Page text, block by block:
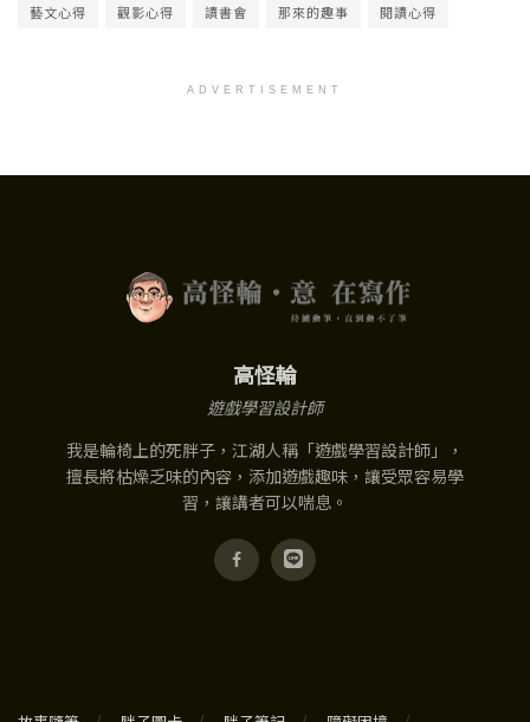
藝文心得 觀影心得 讀書會 那來的趣事 閱讀心得
ADVERTISEMENT
高怪輪
遊戲學習設計師
我是輪椅上的死胖子，江湖人稱「遊戲學習設計師」，
擅長將枯燥乏味的內容，添加遊戲趣味，讓受眾容易學
習，讓講者可以喘息。